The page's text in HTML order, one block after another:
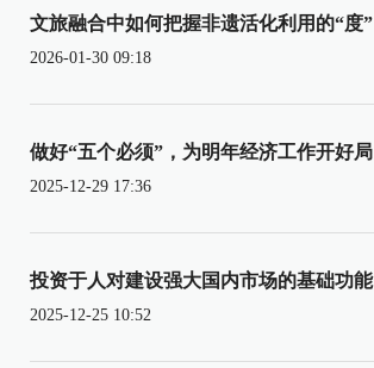
文旅融合中如何把握非遗活化利用的“度”
2026-01-30 09:18
做好“五个必须”，为明年经济工作开好局
2025-12-29 17:36
投资于人对建设强大国内市场的基础功能
2025-12-25 10:52